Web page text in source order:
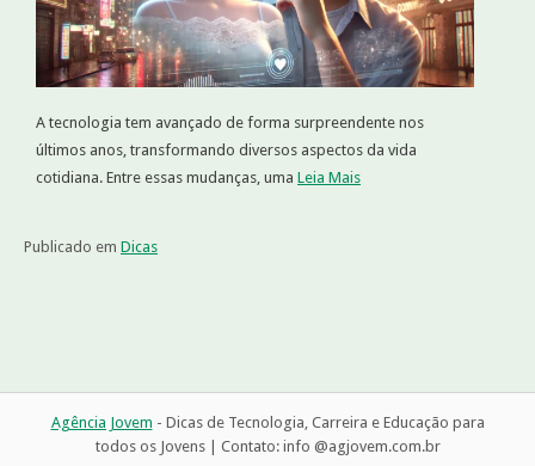
A tecnologia tem avançado de forma surpreendente nos
últimos anos, transformando diversos aspectos da vida
cotidiana. Entre essas mudanças, uma Leia Mais
Publicado em Dicas
Agência Jovem - Dicas de Tecnologia, Carreira e Educação para
todos os Jovens | Contato: info @agjovem.com.br